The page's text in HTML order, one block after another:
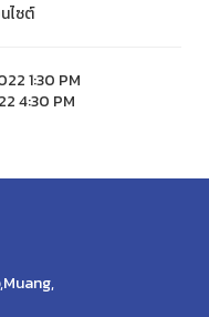
ไซต์
1:30 PM
4:30 PM